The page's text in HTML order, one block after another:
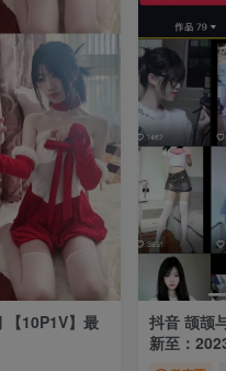
【10P1V】最
抖音 颉颉
新至：